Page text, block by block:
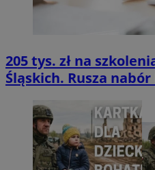
205 tys. zł na
Śląskich. Rusza nabór